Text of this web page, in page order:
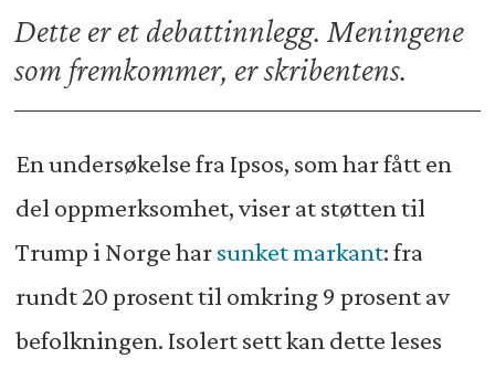
Dette er et debattinnlegg. Meningene
som fremkommer, er skribentens.
En undersøkelse fra Ipsos, som har fått en
del oppmerksomhet, viser at støtten til
Trump i Norge harsunket markant: fra
rundt 20 prosent til omkring 9 prosent av
befolkningen. Isolert sett kan dette leses